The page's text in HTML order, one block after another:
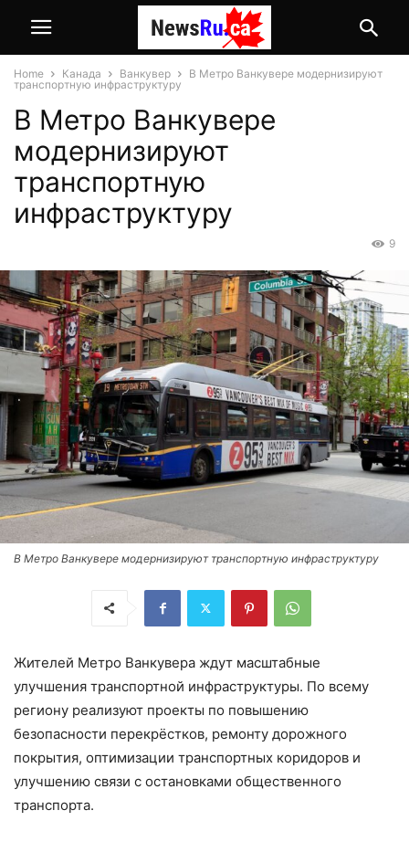
Home Канада Ванкувер
В Метро Ванкувере модернизируют
транспортную инфраструктуру
В Метро Ванкувере
модернизируют
транспортную
инфраструктуру
9
В Метро Ванкувере модернизируют транспортную инфраструктуру
Жителей Метро Ванкувера ждут масштабные
улучшения транспортной инфраструктуры. По всему
региону реализуют проекты по повышению
безопасности перекрёстков, ремонту дорожного
покрытия, оптимизации транспортных коридоров и
улучшению связи с остановками общественного
транспорта.